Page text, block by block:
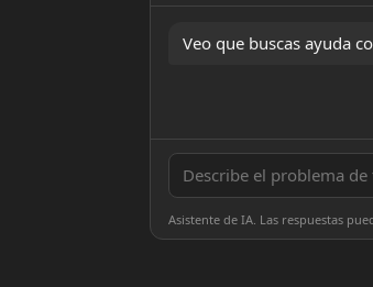
Veo que buscas ayuda
Asistente de IA. Las respuestas